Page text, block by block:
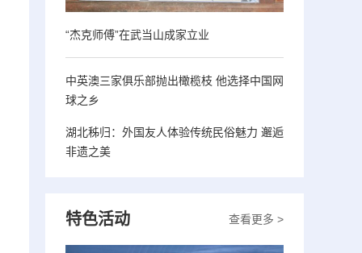
“杰克师傅”在武当山成家立业
中英澳三家俱乐部抛出橄榄枝 他选择中国网
球之乡
湖北秭归：外国友人体验传统民俗魅力 邂逅
非遗之美
查看更多 >
特色活动